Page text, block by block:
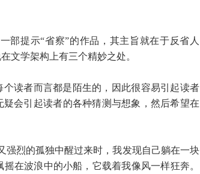
部提示“省察”的作品，其主旨就在于反省人
文学架构上有三个精妙之处。
读者而言都是陌生的，因此很容易引起读者
会引起读者的各种猜测与想象，然后希望在
强烈的孤独中醒过来时，我发现自己躺在一块
在波浪中的小船，它载着我像风一样狂奔。